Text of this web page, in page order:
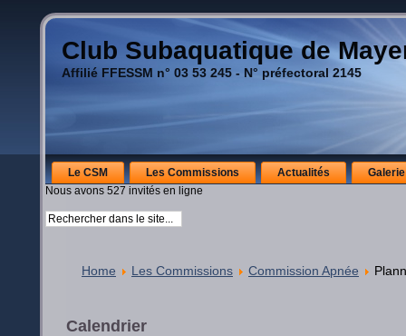
Club Subaquatique de
Affilié FFESSM n° 03 53 245 - N° préfectoral 2145
Le CSM Les Commissions Actualités
Nous avons 527 invités en ligne
Home Les Commissions Commission Apnée
Calendrier